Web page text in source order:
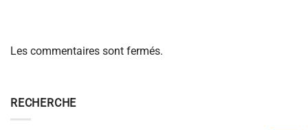
Les commentaires sont fermés.
RECHERCHE